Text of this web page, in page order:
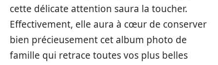
cette délicate attention saura la toucher.
Effectivement, elle aura à cœur de conserver
bien précieusement cet album photo de
famille qui retrace toutes vos plus belles